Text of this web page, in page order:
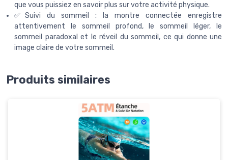
que vous puissiez en savoir plus sur votre activité physique.
✅Suivi du sommeil : la montre connectée enregistre
attentivement le sommeil profond, le sommeil léger, le
sommeil paradoxal et le réveil du sommeil, ce qui donne une
image claire de votre sommeil.
Produits similaires